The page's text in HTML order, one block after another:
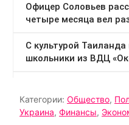
Категории: Общество,
Украина, Финансы,